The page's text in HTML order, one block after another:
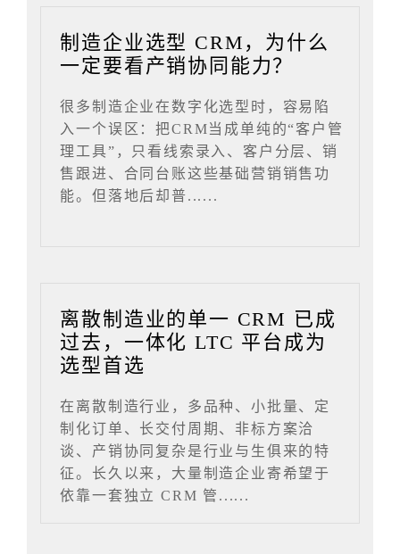
制造企业选型 CRM，为什么
一定要看产销协同能力？
很多制造企业在数字化选型时，容易陷
入一个误区：把CRM当成单纯的“客户管
理工具”，只看线索录入、客户分层、销
售跟进、合同台账这些基础营销销售功
能。但落地后却普......
离散制造业的单一 CRM 已成
过去，一体化 LTC 平台成为
选型首选
在离散制造行业，多品种、小批量、定
制化订单、长交付周期、非标方案洽
谈、产销协同复杂是行业与生俱来的特
征。长久以来，大量制造企业寄希望于
依靠一套独立 CRM 管......